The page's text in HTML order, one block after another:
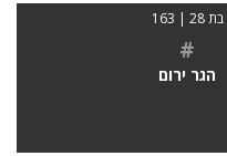
בת 28 | 163
#
הגר ירום